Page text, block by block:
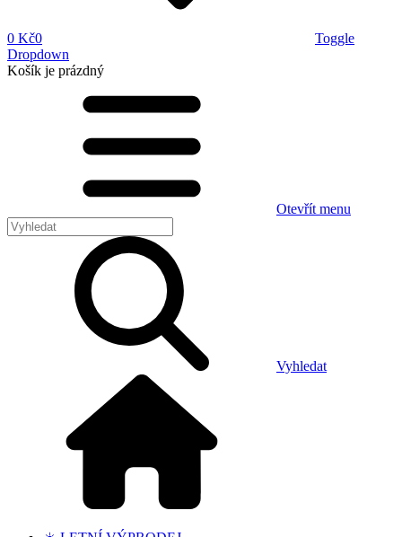
0 Kč0
Toggle
Dropdown
Košík je prázdný
Otevřít menu
Vyhledat